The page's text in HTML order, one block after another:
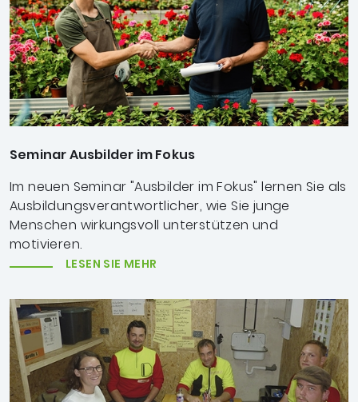
Seminar Ausbilder im Fokus
Im neuen Seminar "Ausbilder im Fokus" lernen Sie als
Ausbildungsverantwortlicher, wie Sie junge
Menschen wirkungsvoll unterstützen und
motivieren.
LESEN SIE MEHR